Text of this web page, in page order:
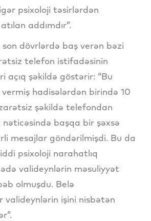
psixoloji təsirlərdən
addımdır”.
dövrlərdə baş verən bəzi
telefon istifadəsinin
açıq şəkildə göstərir: “Bu
hadisələrdən birində 10
şəkildə telefondan
başqa bir şəxsə
mesajlar göndərilmişdi. Bu da
psixoloji narahatlıq
valideynlərin məsuliyyət
olmuşdu. Belə
valideynlərin işini nisbətən